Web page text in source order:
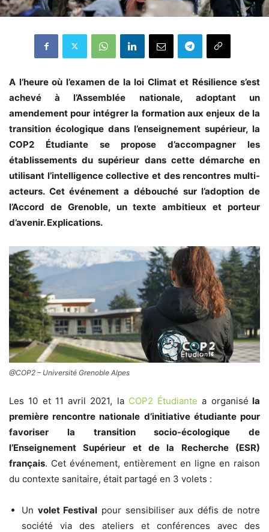
A l’heure où l’examen de la loi Climat et Résilience s’est
achevé à l’Assemblée nationale, adoptant un
amendement pour intégrer la formation aux enjeux de la
transition écologique dans l’enseignement supérieur, la
COP2 Étudiante se propose d’accompagner les
établissements du supérieur dans cette démarche en
utilisant l’intelligence collective et des rencontres multi-
acteurs. Cet événement a débouché sur l’adoption de
l’Accord de Grenoble, un texte ambitieux et porteur
d’avenir. Explications.
@COP2 – Université Grenoble Alpes
Les 10 et 11 avril 2021, la COP2 Étudiante a organisé la
première rencontre nationale d’initiative étudiante pour
favoriser la transition socio-écologique de
l’Enseignement Supérieur et de la Recherche (ESR)
français. Cet événement, entièrement en ligne en raison
du contexte sanitaire, était partagé en 3 volets :
Un volet Festival pour sensibiliser aux défis de notre
société via des ateliers et conférences avec des